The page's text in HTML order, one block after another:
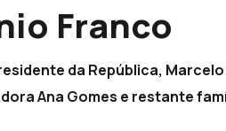
Franco
da República, Marcelo
Ana Gomes e restante